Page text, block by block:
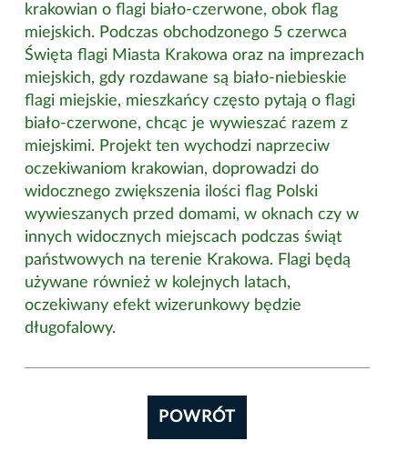
krakowian o flagi biało-czerwone, obok flag
miejskich. Podczas obchodzonego 5 czerwca
Święta flagi Miasta Krakowa oraz na imprezach
miejskich, gdy rozdawane są biało-niebieskie
flagi miejskie, mieszkańcy często pytają o flagi
biało-czerwone, chcąc je wywieszać razem z
miejskimi. Projekt ten wychodzi naprzeciw
oczekiwaniom krakowian, doprowadzi do
widocznego zwiększenia ilości flag Polski
wywieszanych przed domami, w oknach czy w
innych widocznych miejscach podczas świąt
państwowych na terenie Krakowa. Flagi będą
używane również w kolejnych latach,
oczekiwany efekt wizerunkowy będzie
długofalowy.
POWRÓT